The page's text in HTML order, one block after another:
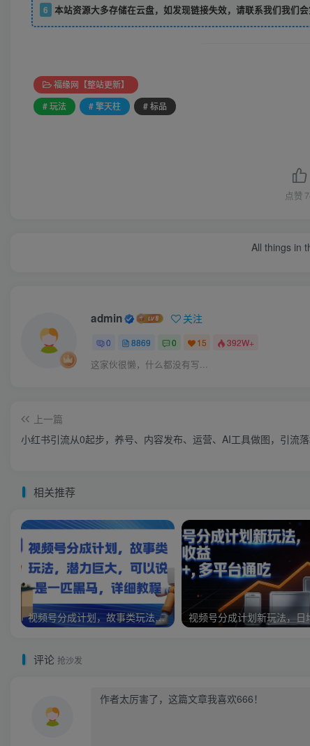
6 本站资源大多存储在云盘，如发现链接失效，请联系我们我们会
福缘网【整站更新】
# 玩法
# 擎天柱 # 标品
点赞
All things in
admin 关注
0 8869 0 15 392W+
这家伙很懒，什么都没有写...
上一篇
小红书引流从0起步，养号、内容发布、运营、AI工具做图，引流
相关推荐
视频号分成计划，故事类玩法，潜力巨大，可以说是一匹黑马，详细教程
评论 抢沙发